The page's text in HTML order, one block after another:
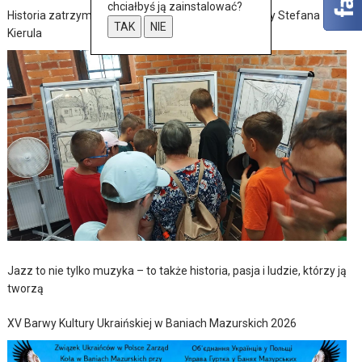
Historia zatrzymana w szkicach – wernisaż wystawy Stefana
Kierula
Jazz to nie tylko muzyka – to także historia, pasja i ludzie, którzy ją
tworzą
XV Barwy Kultury Ukraińskiej w Baniach Mazurskich 2026
chciałbyś ją zainstalować?
TAK
NIE